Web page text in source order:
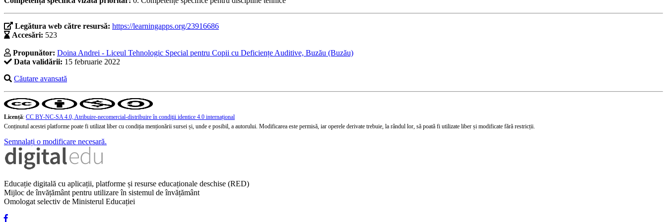
Legătura web către resursă: https://learningapps.org/23916686
Accesări: 523
Propunător: Doina Andrei - Liceul Tehnologic Special pentru Copii cu Deficiențe Auditive, Buzău (Buzău)
Data validării: 15 februarie 2022
Căutare avansată
Licență: CC BY-NC-SA 4.0, Atribuire-necomercial-distribuire în condiţii identice 4.0 internațional
Conținutul acestei platforme poate fi utilizat liber cu condiția menționării sursei și, unde e posibil, a autorului. Modificarea este permisă, iar operele derivate trebuie, la rândul lor, să poată fi utilizate liber și modificate fără restricții.
Semnalați o modificare necesară.
Educație digitală cu aplicații, platforme și resurse educaționale deschise (RED)
Mijloc de învățământ pentru utilizare în sistemul de învățământ
Omologat selectiv de Ministerul Educației